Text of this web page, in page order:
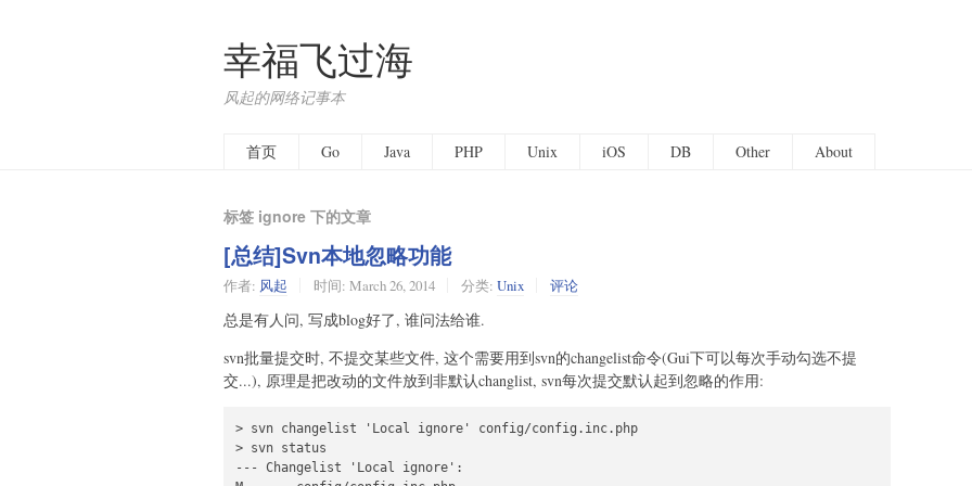
幸福飞过海
风起的网络记事本
首页 Go Java PHP Unix iOS DB Other About
标签 ignore 下的文章
[总结]Svn本地忽略功能
作者: 风起 时间: March 26, 2014 分类: Unix 评论
总是有人问, 写成blog好了, 谁问法给谁.
svn批量提交时, 不提交某些文件, 这个需要用到svn的changelist命令(Gui下可以每次手动勾选不提
交...), 原理是把改动的文件放到非默认changlist, svn每次提交默认起到忽略的作用:
> svn changelist 'Local ignore' config/config.inc.php
> svn status
--- Changelist 'Local ignore':